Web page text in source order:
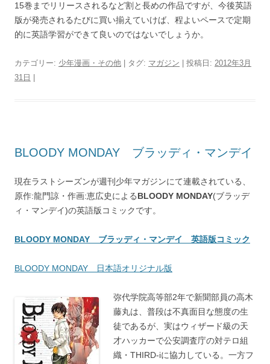
15巻までリリースされるなど割と長めの作品ですが、今後英語
版が発売されるたびに買い揃えていけば、程よいペースで定期
的に英語学習ができて良いのではないでしょうか。
カテゴリー: 少年漫画・その他 | タグ: マガジン | 投稿日: 2012年3月
31日
BLOODY MONDAY ブラッディ・マンデイ
現在ラストシーズンが週刊少年マガジンにて連載されている、
原作:龍門諒・作画:恵広史によるBLOODY MONDAY(ブラッデ
ィ・マンデイ)の英語版コミックです。
BLOODY MONDAY ブラッディ・マンデイ 英語版コミック
BLOODY MONDAY 日本語オリジナル版
弥代学院高等部2年で新聞部員の高木
藤丸は、普段は不真面目な態度の生
徒であるが、実はウィザード級の天
才ハッカーで公安調査庁の対テロ組
織・THIRD-iに協力している。一方フ